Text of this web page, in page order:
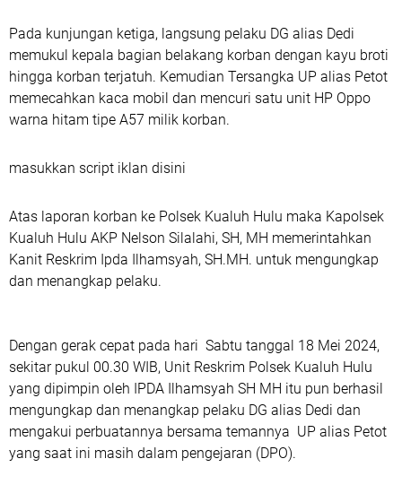
Pada kunjungan ketiga, langsung pelaku DG alias Dedi
memukul kepala bagian belakang korban dengan kayu broti
hingga korban terjatuh. Kemudian Tersangka UP alias Petot
memecahkan kaca mobil dan mencuri satu unit HP Oppo
warna hitam tipe A57 milik korban.
masukkan script iklan disini
Atas laporan korban ke Polsek Kualuh Hulu maka Kapolsek
Kualuh Hulu AKP Nelson Silalahi, SH, MH memerintahkan
Kanit Reskrim Ipda Ilhamsyah, SH.MH. untuk mengungkap
dan menangkap pelaku.
Dengan gerak cepat pada hari Sabtu tanggal 18 Mei 2024,
sekitar pukul 00.30 WIB, Unit Reskrim Polsek Kualuh Hulu
yang dipimpin oleh IPDA Ilhamsyah SH MH itu pun berhasil
mengungkap dan menangkap pelaku DG alias Dedi dan
mengakui perbuatannya bersama temannya UP alias Petot
yang saat ini masih dalam pengejaran (DPO).